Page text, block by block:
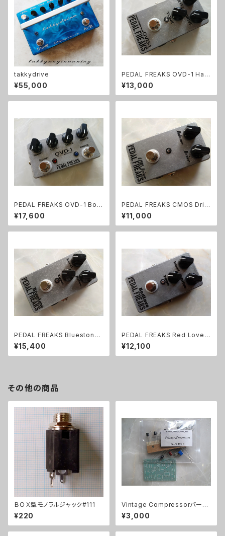
takkydrive
¥55,000
PEDAL FREAKS OVD-1 Han
dWired 完成品
¥13,000
PEDAL FREAKS OVD-1 Boo
st完成品
¥17,600
PEDAL FREAKS CMOS Driv
er 完成品
¥11,000
PEDAL FREAKS Bluestone
完成品
¥15,400
PEDAL FREAKS Red Love
完成品
¥12,100
その他の商品
ＢＯＸ型モノラルジャック#111
¥220
Vintage Compressorパーツ
セット
¥3,000